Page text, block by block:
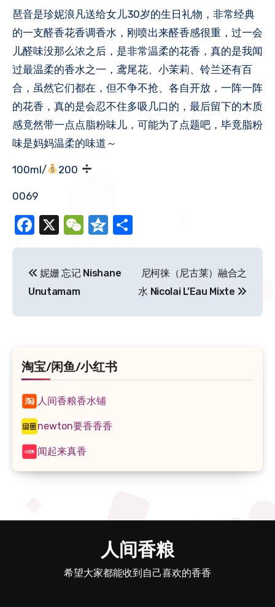
琶音是珍妮浪凡送给女儿30岁的生日礼物，非常经典
的一支醛香花香调香水，刚喷出来醛香感很重，过一会
儿醛味没那么浓之后，是非常温柔的花香，真的是我闻
过最温柔的香水之一，鸢尾花、小茉莉、铃兰还有百
合，虽然它们都在，但不争不抢、各自开放，一阵一阵
的花香，真的是会忍不住多吸几口的，最后留下的木质
感竟然带一点点脂粉味儿，可能为了点题吧，毕竟脂粉
味是妈妈温柔的味道～
100ml/ 200
0069
Facebook
X WeChat
Qzone
享
章
导
妮姗 忘记 Nishane
Unutamam
尼柯徕（尼古莱）融合之
水 Nicolai L’Eau Mixte
淘宝/闲鱼/小红书
人间香粮香水铺
newton要香香香
闻起来真香
人间香粮
希望大家都能收到自己喜欢的香香